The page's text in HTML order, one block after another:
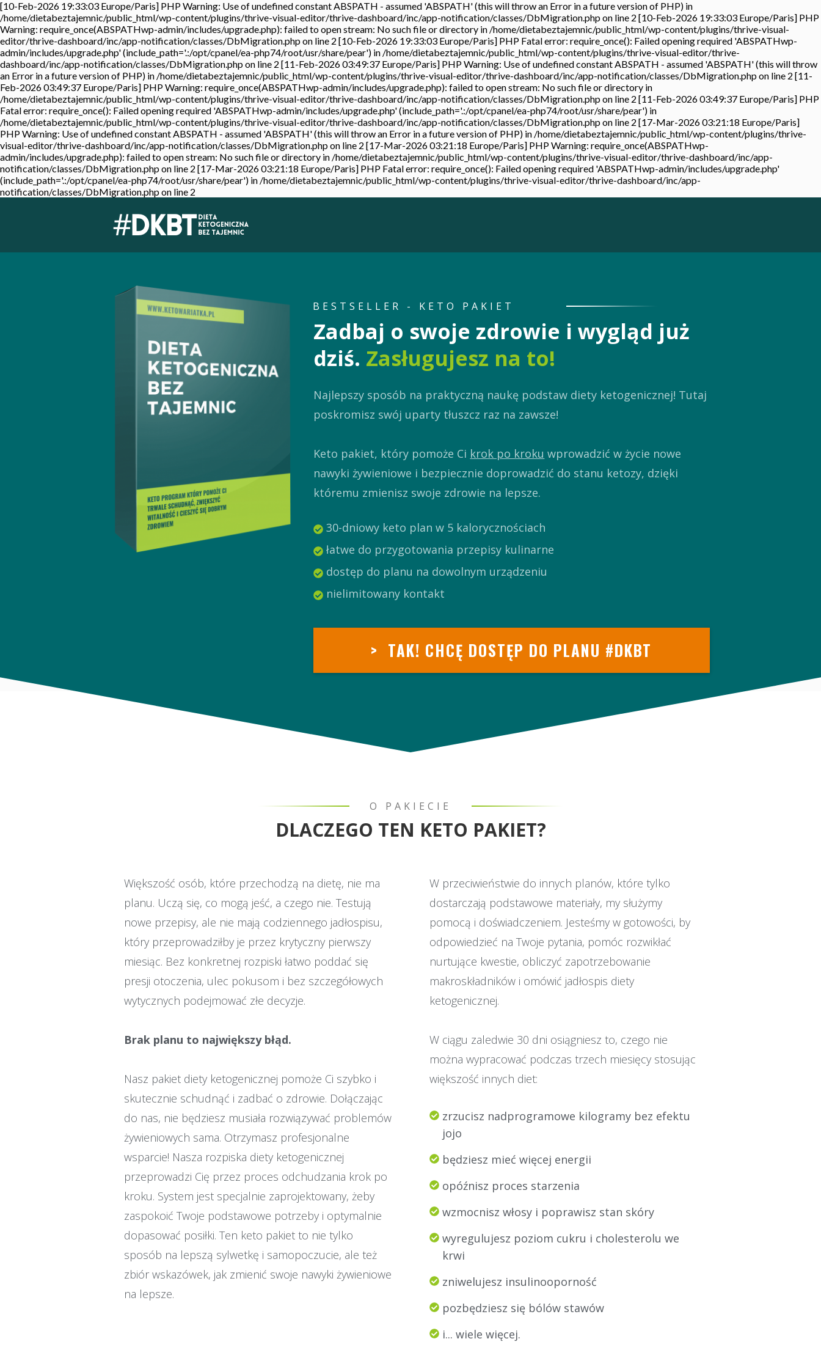
[10-Feb-2026 19:33:03 Europe/Paris] PHP Warning: Use of undefined constant ABSPATH - assumed 'ABSPATH' (this will throw an Error in a future version of PHP) in
/home/dietabeztajemnic/public_html/wp-content/plugins/thrive-visual-editor/thrive-dashboard/inc/app-notification/classes/DbMigration.php on line 2 [10-Feb-2026 19:33:03 Europe/Paris] PHP
Warning: require_once(ABSPATHwp-admin/includes/upgrade.php): failed to open stream: No such file or directory in /home/dietabeztajemnic/public_html/wp-content/plugins/thrive-visual-
editor/thrive-dashboard/inc/app-notification/classes/DbMigration.php on line 2 [10-Feb-2026 19:33:03 Europe/Paris] PHP Fatal error: require_once(): Failed opening required 'ABSPATHwp-
admin/includes/upgrade.php' (include_path='.:/opt/cpanel/ea-php74/root/usr/share/pear') in /home/dietabeztajemnic/public_html/wp-content/plugins/thrive-visual-editor/thrive-
dashboard/inc/app-notification/classes/DbMigration.php on line 2 [11-Feb-2026 03:49:37 Europe/Paris] PHP Warning: Use of undefined constant ABSPATH - assumed 'ABSPATH' (this will throw
an Error in a future version of PHP) in /home/dietabeztajemnic/public_html/wp-content/plugins/thrive-visual-editor/thrive-dashboard/inc/app-notification/classes/DbMigration.php on line 2 [11-
Feb-2026 03:49:37 Europe/Paris] PHP Warning: require_once(ABSPATHwp-admin/includes/upgrade.php): failed to open stream: No such file or directory in
/home/dietabeztajemnic/public_html/wp-content/plugins/thrive-visual-editor/thrive-dashboard/inc/app-notification/classes/DbMigration.php on line 2 [11-Feb-2026 03:49:37 Europe/Paris] PHP
Fatal error: require_once(): Failed opening required 'ABSPATHwp-admin/includes/upgrade.php' (include_path='.:/opt/cpanel/ea-php74/root/usr/share/pear') in
/home/dietabeztajemnic/public_html/wp-content/plugins/thrive-visual-editor/thrive-dashboard/inc/app-notification/classes/DbMigration.php on line 2 [17-Mar-2026 03:21:18 Europe/Paris]
PHP Warning: Use of undefined constant ABSPATH - assumed 'ABSPATH' (this will throw an Error in a future version of PHP) in /home/dietabeztajemnic/public_html/wp-content/plugins/thrive-
visual-editor/thrive-dashboard/inc/app-notification/classes/DbMigration.php on line 2 [17-Mar-2026 03:21:18 Europe/Paris] PHP Warning: require_once(ABSPATHwp-
admin/includes/upgrade.php): failed to open stream: No such file or directory in /home/dietabeztajemnic/public_html/wp-content/plugins/thrive-visual-editor/thrive-dashboard/inc/app-
notification/classes/DbMigration.php on line 2 [17-Mar-2026 03:21:18 Europe/Paris] PHP Fatal error: require_once(): Failed opening required 'ABSPATHwp-admin/includes/upgrade.php'
(include_path='.:/opt/cpanel/ea-php74/root/usr/share/pear') in /home/dietabeztajemnic/public_html/wp-content/plugins/thrive-visual-editor/thrive-dashboard/inc/app-
notification/classes/DbMigration.php on line 2
BESTSELLER - KETO PAKIET
Zadbaj o swoje zdrowie i wygląd już
dziś. Zasługujesz na to!
Najlepszy sposób na praktyczną naukę podstaw diety ketogenicznej! Tutaj
poskromisz swój uparty tłuszcz raz na zawsze!
Keto pakiet, który pomoże Ci krok po kroku wprowadzić w życie nowe
nawyki żywieniowe i bezpiecznie doprowadzić do stanu ketozy, dzięki
któremu zmienisz swoje zdrowie na lepsze.
30-dniowy keto plan w 5 kalorycznościach
łatwe do przygotowania przepisy kulinarne
dostęp do planu na dowolnym urządzeniu
nielimitowany kontakt
> TAK! CHCĘ DOSTĘP DO PLANU #DKBT
O PAKIECIE
DLACZEGO TEN KETO PAKIET?
Większość osób, które przechodzą na dietę, nie ma
planu. Uczą się, co mogą jeść, a czego nie. Testują
nowe przepisy, ale nie mają codziennego jadłospisu,
który przeprowadziłby je przez krytyczny pierwszy
miesiąc. Bez konkretnej rozpiski łatwo poddać się
presji otoczenia, ulec pokusom i bez szczegółowych
wytycznych podejmować złe decyzje.
Brak planu to największy błąd.
Nasz pakiet diety ketogenicznej pomoże Ci szybko i
skutecznie schudnąć i zadbać o zdrowie. Dołączając
do nas, nie będziesz musiała rozwiązywać problemów
żywieniowych sama. Otrzymasz profesjonalne
wsparcie! Nasza rozpiska diety ketogenicznej
przeprowadzi Cię przez proces odchudzania krok po
kroku. System jest specjalnie zaprojektowany, żeby
zaspokoić Twoje podstawowe potrzeby i optymalnie
dopasować posiłki. Ten keto pakiet to nie tylko
sposób na lepszą sylwetkę i samopoczucie, ale też
zbiór wskazówek, jak zmienić swoje nawyki żywieniowe
na lepsze.
W przeciwieństwie do innych planów, które tylko
dostarczają podstawowe materiały, my służymy
pomocą i doświadczeniem. Jesteśmy w gotowości, by
odpowiedzieć na Twoje pytania, pomóc rozwikłać
nurtujące kwestie, obliczyć zapotrzebowanie
makroskładników i omówić jadłospis diety
ketogenicznej.
W ciągu zaledwie 30 dni osiągniesz to, czego nie
można wypracować podczas trzech miesięcy stosując
większość innych diet:
zrzucisz nadprogramowe kilogramy bez efektu
jojo
będziesz mieć więcej energii
opóźnisz proces starzenia
wzmocnisz włosy i poprawisz stan skóry
wyregulujesz poziom cukru i cholesterolu we
krwi
zniwelujesz insulinooporność
pozbędziesz się bólów stawów
i... wiele więcej.